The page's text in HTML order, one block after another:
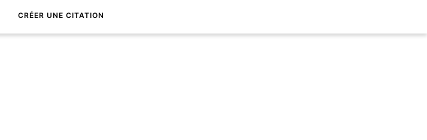
CRÉER UNE CITATION